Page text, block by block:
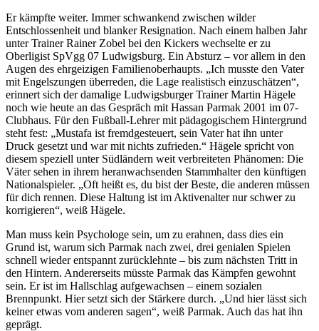
Er kämpfte weiter. Immer schwankend zwischen wilder
Entschlossenheit und blanker Resignation. Nach einem halben Jahr
unter Trainer Rainer Zobel bei den Kickers wechselte er zu
Oberligist SpVgg 07 Ludwigsburg. Ein Absturz – vor allem in den
Augen des ehrgeizigen Familienoberhaupts. „Ich musste den Vater
mit Engelszungen überreden, die Lage realistisch einzuschätzen“,
erinnert sich der damalige Ludwigsburger Trainer Martin Hägele
noch wie heute an das Gespräch mit Hassan Parmak 2001 im 07-
Clubhaus. Für den Fußball-Lehrer mit pädagogischem Hintergrund
steht fest: „Mustafa ist fremdgesteuert, sein Vater hat ihn unter
Druck gesetzt und war mit nichts zufrieden.“ Hägele spricht von
diesem speziell unter Südländern weit verbreiteten Phänomen: Die
Väter sehen in ihrem heranwachsenden Stammhalter den künftigen
Nationalspieler. „Oft heißt es, du bist der Beste, die anderen müssen
für dich rennen. Diese Haltung ist im Aktivenalter nur schwer zu
korrigieren“, weiß Hägele.
Man muss kein Psychologe sein, um zu erahnen, dass dies ein
Grund ist, warum sich Parmak nach zwei, drei genialen Spielen
schnell wieder entspannt zurücklehnte – bis zum nächsten Tritt in
den Hintern. Andererseits müsste Parmak das Kämpfen gewohnt
sein. Er ist im Hallschlag aufgewachsen – einem sozialen
Brennpunkt. Hier setzt sich der Stärkere durch. „Und hier lässt sich
keiner etwas vom anderen sagen“, weiß Parmak. Auch das hat ihn
geprägt.